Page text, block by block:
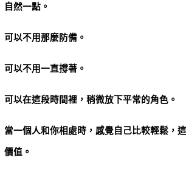
自然一點。
可以不用那麼防備。
可以不用一直撐著。
可以在這段時間裡，稍微放下平常的角色。
當一個人和你相處時，感覺自己比較輕鬆，
價值。